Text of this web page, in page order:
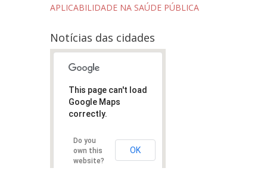
APLICABILIDADE NA SAÚDE PÚBLICA
Notícias das cidades
This page can't load
Google Maps
correctly.
Do you
own this
website?
OK